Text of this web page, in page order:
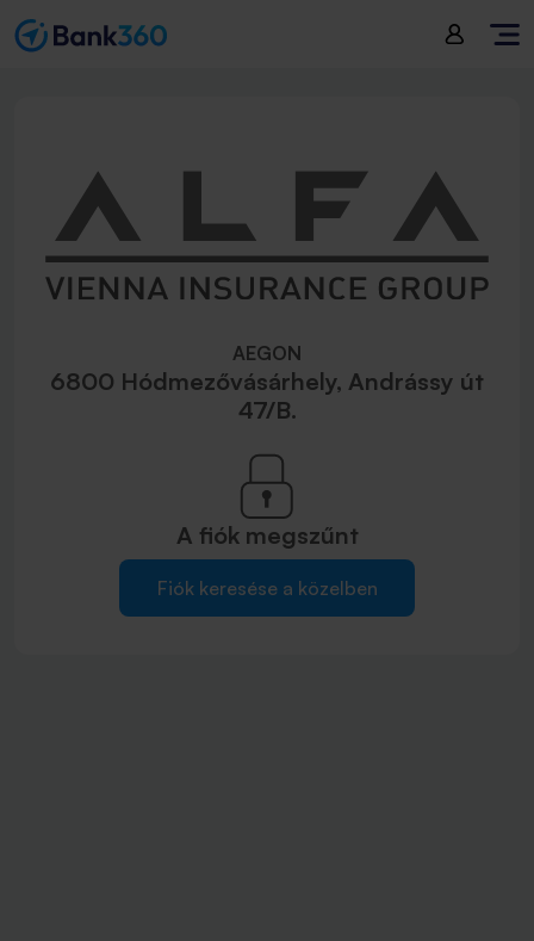
AEGON
6800 Hódmezővásárhely, Andrássy út
47/B.
A fiók megszűnt
Fiók keresése a közelben